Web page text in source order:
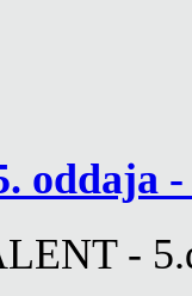
oddaja
-